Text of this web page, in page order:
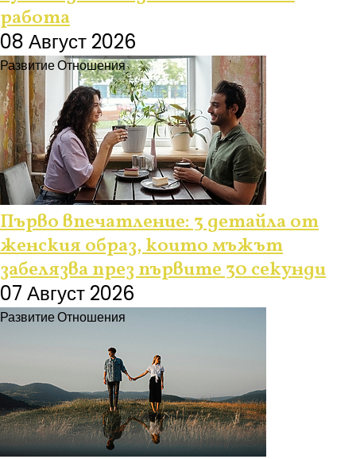
работа
08 Август 2026
РазвитиеОтношения
Първо впечатление: 3 детайла от
женския образ, които мъжът
забелязва през първите 30 секунди
07 Август 2026
РазвитиеОтношения